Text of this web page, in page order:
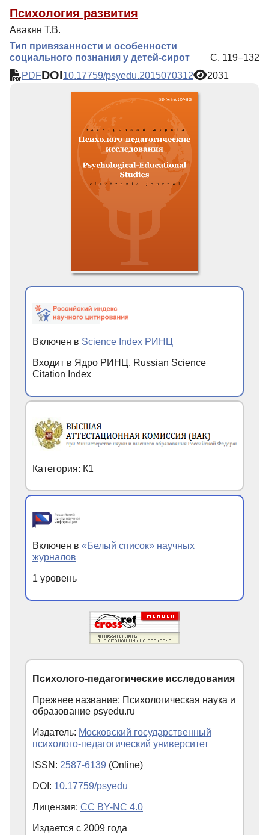
Психология развития
Авакян Т.В.
Тип привязанности и особенности
социального познания у детей-сирот
С. 119–132
PDFDOI10.17759/psyedu.2015070312 2031
Включен в Science Index РИНЦ
Входит в Ядро РИНЦ, Russian Science
Citation Index
Категория: К1
Включен в «Белый список» научных
журналов
1 уровень
Психолого-педагогические исследования
Прежнее название: Психологическая наука и
образование psyedu.ru
Издатель: Московский государственный
психолого-педагогический университет
ISSN: 2587-6139 (Online)
DOI: 10.17759/psyedu
Лицензия: CC BY-NC 4.0
Издается с 2009 года